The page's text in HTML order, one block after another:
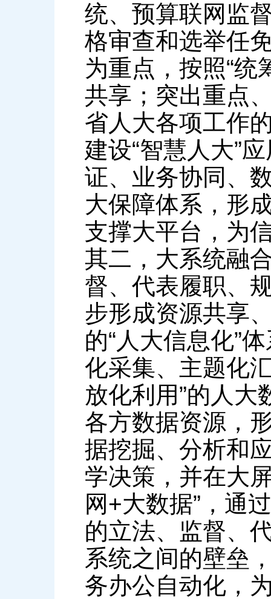
统、预算联网监
格审查和选举任
为重点，按照“
共享；突出重点
省人大各项工作
建设“智慧人大”
证、业务协同、
大保障体系，形
支撑大平台，为
其二，大系统融
督、代表履职、
步形成资源共享
的“人大信息化”
化采集、主题化
放化利用”的人
各方数据资源，
据挖掘、分析和
学决策，并在大
网+大数据”，通
的立法、监督、
系统之间的壁垒
务办公自动化，